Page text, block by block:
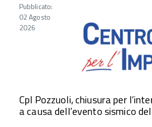
Pubblicato:
02 Agosto
2026
CpI Pozzuoli, chiusura per
a causa dell’evento sismico